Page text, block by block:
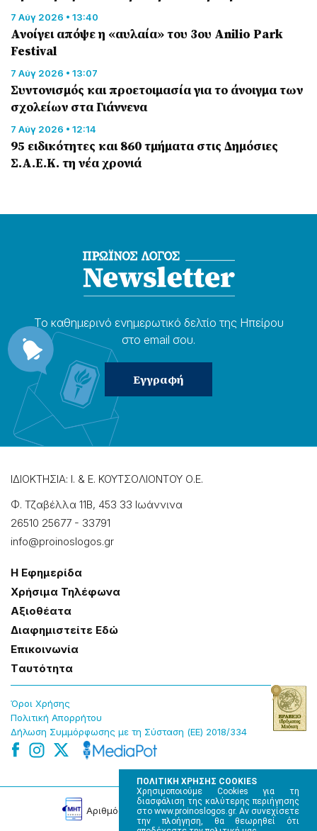
ΠΟΛΙΤΙΚΗ ΧΡΗΣΗΣ COOKIES
Χρησιμοποιούμε Cookies για τη
διασφάλιση της καλύτερης περιήγησης
στο www.proinoslogos.gr. Αν συνεχίσετε
την πλοήγηση, θα θεωρηθεί ότι
7 Αύγ 2026 • 13:40
Ανοίγει απόψε η «αυλαία» του 3ου Anilio Park
Festival
7 Αύγ 2026 • 13:07
Συντονισμός και προετοιμασία για το άνοιγμα των
σχολείων στα Γιάννενα
7 Αύγ 2026 • 12:14
95 ειδικότητες και 860 τμήματα στις Δημόσιες
Σ.Α.Ε.Κ. τη νέα χρονιά
Το καθημερɩνό ενημερωτɩκό δελτίο της Ηπείρου
στο email σου.
ΙΔΙΟΚΤΗΣΙΑ: Ι. & Ε. ΚΟΥΤΣΟΛΙΟΝΤΟΥ Ο.Ε.
Φ. Τζαβέλλα 11Β, 453 33 Ιωάννɩνα
26510 25677 - 33791
info@proinoslogos.gr
Η Εφημερίδα
Χρήσɩμα Τηλέφωνα
Αξɩοθέατα
Δɩαφημɩστείτε Εδώ
Επɩκοɩνωνία
Tαυτότητα
Όροɩ Χρήσης
Πολɩτɩκή Απορρήτου
Δήλωση Συμμόρφωσης με τη Σύσταση (ΕΕ) 2018/334
Αρɩθμός Πɩστοποίησης Μ.Η.Τ. 220242